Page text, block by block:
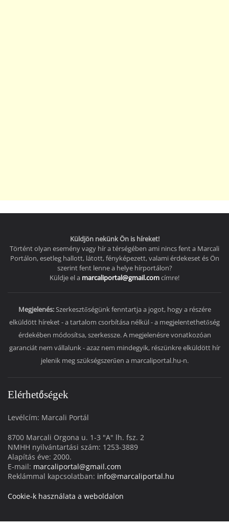
Küldjön nekünk Ön is híreket!
Történt olyan esemény vagy hír a térségében ami nincs fent a Marcali
Portálon, esetleg hallott, látott, fényképezett, valami érdekeset és Ön
szerint fent lenne a helye hírportálon?
Küldje el a marcaliportal@gmail.comcímre!
Megjelenés:Szerkesztőségünk fenntartja a jogot, hogy a részére
elküldött híreket - a tartalom csorbítása nélkül - a megjelentethetőség
érdekében módosítsa, szerkessze. A megjelenésre vonatkozóan
garanciát nem vállalunk - azaz nem mindegyik, részünkre elküldött hír
jelenik meg szükségszerűen a marcaliportal.hu-n.
Elérhetőségek
Levélcím: Marcali Portál
8700 Marcali Orgona u. 1-3 "A" lh. fsz. 2
NMHH nyilvántartási szám: 1253-3889
Alapítás éve: 2000.
E-mail: marcaliportal@gmail.com
Reklámmal kapcsolatban: info@marcaliportal.hu
Cookie-k használata a weboldalon